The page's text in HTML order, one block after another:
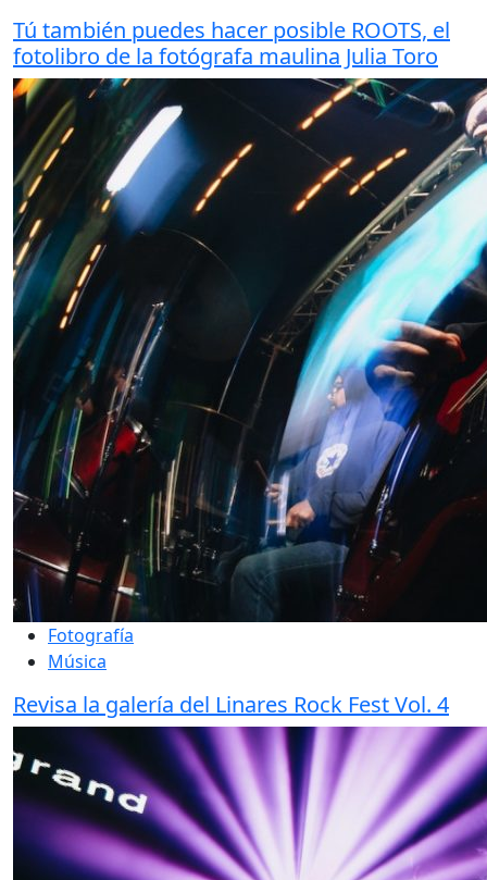
Tú también puedes hacer posible ROOTS, el
fotolibro de la fotógrafa maulina Julia Toro
Fotografía
Música
Revisa la galería del Linares Rock Fest Vol. 4